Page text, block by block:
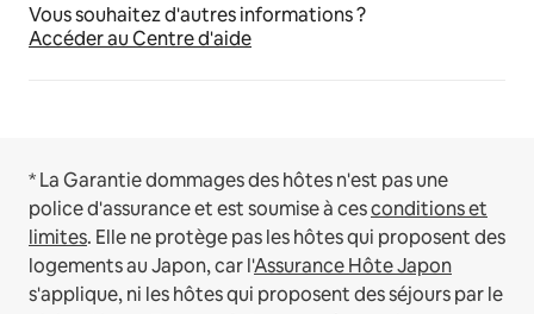
Vous souhaitez d'autres informations ?
Accéder au Centre d'aide
* La Garantie dommages des hôtes n'est pas une
police d'assurance et est soumise à cesconditions et
limites. Elle ne protège pas les hôtes qui proposent des
logements au Japon, car l'Assurance Hôte Japon
s'applique, ni les hôtes qui proposent des séjours par le